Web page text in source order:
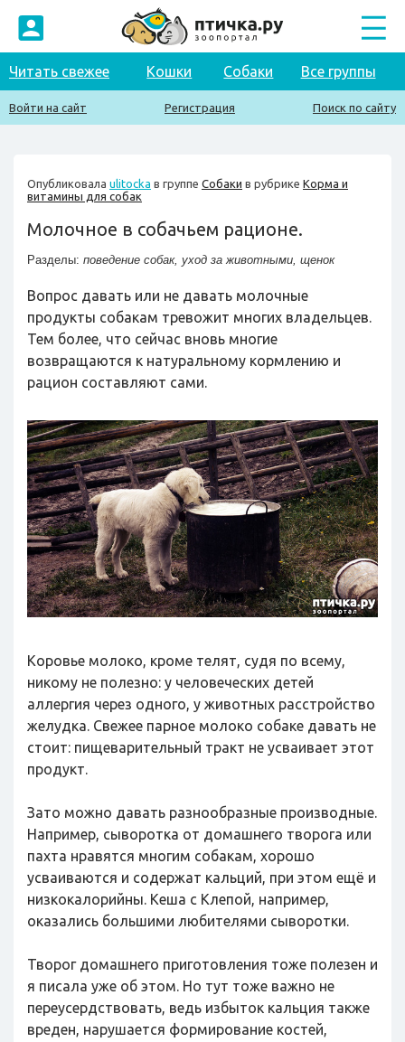
Читать свежее Кошки Собаки Все группы
Войти на сайт Регистрация Поиск по сайту
Опубликовала ulitocka в группе Собаки в рубрике Корма и
витамины для собак
Молочное в собачьем рационе.
Разделы: поведение собак, уход за животными, щенок
Вопрос давать или не давать молочные
продукты собакам тревожит многих владельцев.
Тем более, что сейчас вновь многие
возвращаются к натуральному кормлению и
рацион составляют сами.
Коровье молоко, кроме телят, судя по всему,
никому не полезно: у человеческих детей
аллергия через одного, у животных расстройство
желудка. Свежее парное молоко собаке давать не
стоит: пищеварительный тракт не усваивает этот
продукт.
Зато можно давать разнообразные производные.
Например, сыворотка от домашнего творога или
пахта нравятся многим собакам, хорошо
усваиваются и содержат кальций, при этом ещё и
низкокалорийны. Кеша с Клепой, например,
оказались большими любителями сыворотки.
Творог домашнего приготовления тоже полезен и
я писала уже об этом. Но тут тоже важно не
переусердствовать, ведь избыток кальция также
вреден, нарушается формирование костей,